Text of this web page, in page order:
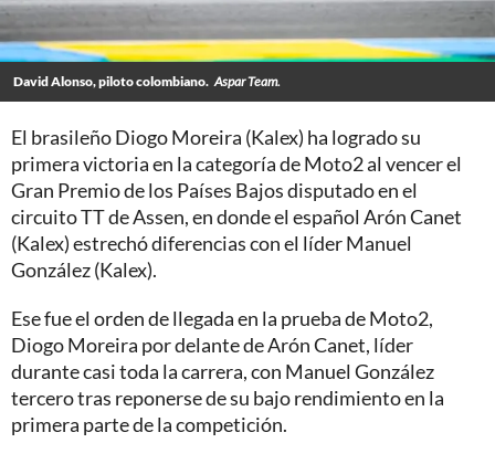
David Alonso, piloto colombiano. Aspar Team.
El brasileño Diogo Moreira (Kalex) ha logrado su
primera victoria en la categoría de Moto2 al vencer el
Gran Premio de los Países Bajos disputado en el
circuito TT de Assen, en donde el español Arón Canet
(Kalex) estrechó diferencias con el líder Manuel
González (Kalex).
Ese fue el orden de llegada en la prueba de Moto2,
Diogo Moreira por delante de Arón Canet, líder
durante casi toda la carrera, con Manuel González
tercero tras reponerse de su bajo rendimiento en la
primera parte de la competición.